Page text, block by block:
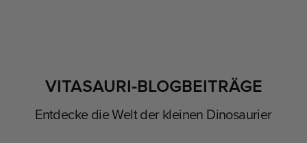
VITASAURI-BLOGBEITRÄGE
Entdecke die Welt der kleinen Dinosaurier